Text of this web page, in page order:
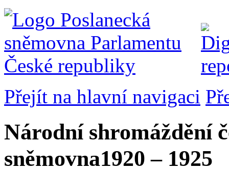
Přejít na hlavní navigaci
Národní shromáždění
sněmovna1920 – 1925